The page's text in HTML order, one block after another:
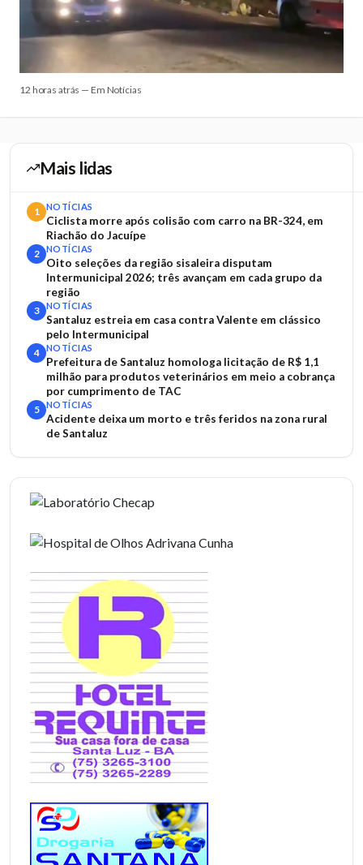
12 horas atrás — Em Notícias
Mais lidas
1 NOTÍCIAS
Ciclista morre após colisão com carro na BR-324, em
Riachão do Jacuípe
2 NOTÍCIAS
Oito seleções da região sisaleira disputam
Intermunicipal 2026; três avançam em cada grupo da
região
3 NOTÍCIAS
Santaluz estreia em casa contra Valente em clássico
pelo Intermunicipal
4 NOTÍCIAS
Prefeitura de Santaluz homologa licitação de R$ 1,1
milhão para produtos veterinários em meio a cobrança
por cumprimento de TAC
5 NOTÍCIAS
Acidente deixa um morto e três feridos na zona rural
de Santaluz